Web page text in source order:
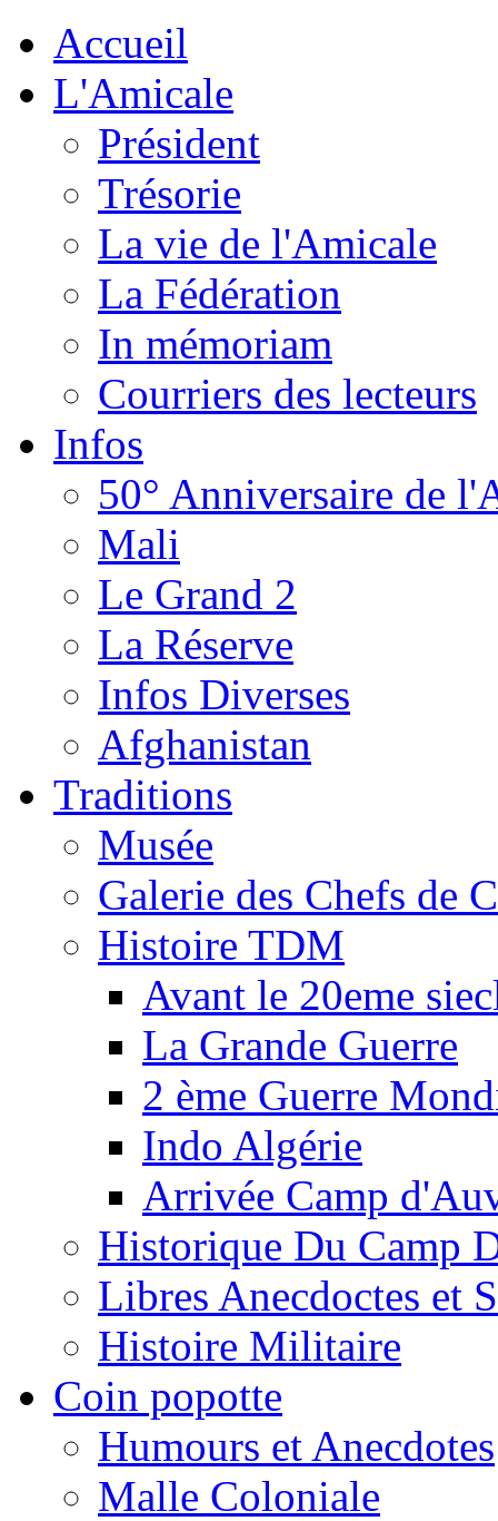
Accueil
L'Amicale
Président
Trésorie
La vie de l'Amicale
La Fédération
In mémoriam
Courriers des lecteurs
Infos
50° Anniversaire de
Mali
Le Grand 2
La Réserve
Infos Diverses
Afghanistan
Traditions
Musée
Galerie des Chefs de
Histoire TDM
Avant le 20eme
La Grande Guerre
2 ème Guerre
Indo Algérie
Arrivée Camp
Historique Du Camp
Libres Anecdoctes et
Histoire Militaire
Coin popotte
Humours et Anecdotes
Malle Coloniale